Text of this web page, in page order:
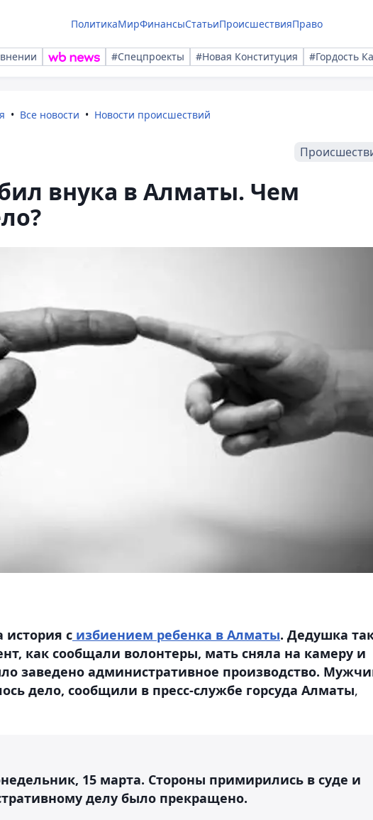
ПолитикаМирФинансыСтатьиПроисшествияПраво
#Спецпроекты #Новая Конституция #Гордость
Все новости Новости происшествий
внука в Алматы. Чем
с избиением ребенка в Алматы. Дедушка
как сообщали волонтеры, мать сняла на камеру и
заведено административное производство.
дело, сообщили в пресс-службе горсуда Алматы,
15 марта. Стороны примирились в суде и
делу было прекращено.